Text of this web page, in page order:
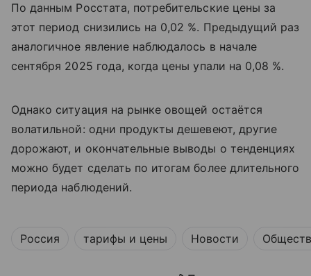
По данным Росстата, потребительские цены за
этот период снизились на 0,02 %. Предыдущий раз
аналогичное явление наблюдалось в начале
сентября 2025 года, когда цены упали на 0,08 %.
Однако ситуация на рынке овощей остаётся
волатильной: одни продукты дешевеют, другие
дорожают, и окончательные выводы о тенденциях
можно будет сделать по итогам более длительного
периода наблюдений.
Россия тарифы и цены Новости